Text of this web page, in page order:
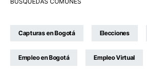
Capturas en Bogotá Elecciones
Empleo en Bogotá Empleo Virtual